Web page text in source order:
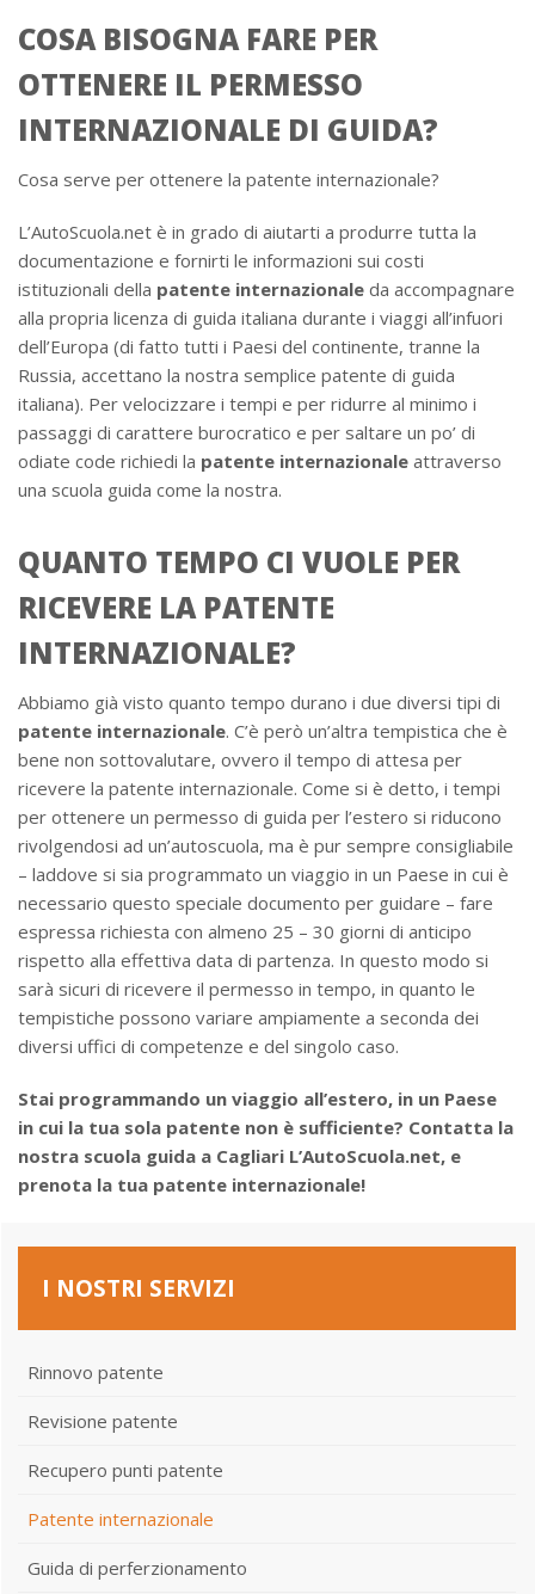
COSA BISOGNA FARE PER
OTTENERE IL PERMESSO
INTERNAZIONALE DI GUIDA?
Cosa serve per ottenere la patente internazionale?
L’AutoScuola.net è in grado di aiutarti a produrre tutta la
documentazione e fornirti le informazioni sui costi
istituzionali della patente internazionale da accompagnare
alla propria licenza di guida italiana durante i viaggi all’infuori
dell’Europa (di fatto tutti i Paesi del continente, tranne la
Russia, accettano la nostra semplice patente di guida
italiana). Per velocizzare i tempi e per ridurre al minimo i
passaggi di carattere burocratico e per saltare un po’ di
odiate code richiedi la patente internazionale attraverso
una scuola guida come la nostra.
QUANTO TEMPO CI VUOLE PER
RICEVERE LA PATENTE
INTERNAZIONALE?
Abbiamo già visto quanto tempo durano i due diversi tipi di
patente internazionale. C’è però un’altra tempistica che è
bene non sottovalutare, ovvero il tempo di attesa per
ricevere la patente internazionale. Come si è detto, i tempi
per ottenere un permesso di guida per l’estero si riducono
rivolgendosi ad un’autoscuola, ma è pur sempre consigliabile
– laddove si sia programmato un viaggio in un Paese in cui è
necessario questo speciale documento per guidare – fare
espressa richiesta con almeno 25 – 30 giorni di anticipo
rispetto alla effettiva data di partenza. In questo modo si
sarà sicuri di ricevere il permesso in tempo, in quanto le
tempistiche possono variare ampiamente a seconda dei
diversi uffici di competenze e del singolo caso.
Stai programmando un viaggio all’estero, in un Paese
in cui la tua sola patente non è sufficiente? Contatta la
nostra scuola guida a Cagliari L’AutoScuola.net, e
prenota la tua patente internazionale!
I NOSTRI SERVIZI
Rinnovo patente
Revisione patente
Recupero punti patente
Patente internazionale
Guida di perferzionamento